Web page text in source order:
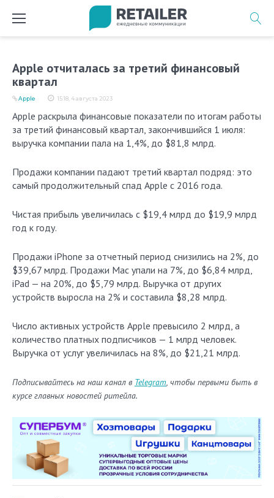
Apple отчиталась за третий финансовый
квартал
15:18, 4 августа 2023
Apple
Apple раскрыла финансовые показатели по итогам работы
за третий финансовый квартал, закончившийся 1 июля:
выручка компании пала на 1,4%, до $81,8 млрд.
Продажи компании падают третий квартал подряд: это
самый продолжительный спад Apple с 2016 года.
Чистая прибыль увеличилась с $19,4 млрд до $19,9 млрд
год к году.
Продажи iPhone за отчетный период снизились на 2%, до
$39,67 млрд. Продажи Mac упали на 7%, до $6,84 млрд,
iPad — на 20%, до $5,79 млрд. Выручка от других
устройств выросла на 2% и составила $8,28 млрд.
Число активных устройств Apple превысило 2 млрд, а
количество платных подписчиков — 1 млрд человек.
Выручка от услуг увеличилась на 8%, до $21,21 млрд.
Подписывайтесь на наш канал в Telegram, чтобы первыми быть в
курсе главных новостей ритейла.